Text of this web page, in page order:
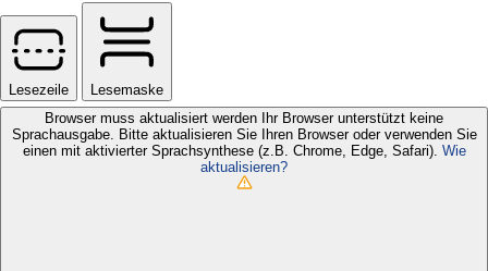
Lesezeile
Lesemaske
Browser muss aktualisiert werden
Ihr Browser unterstützt keine
Sprachausgabe. Bitte aktualisieren Sie Ihren Browser oder verwenden Sie
einen mit aktivierter Sprachsynthese (z.B. Chrome, Edge, Safari). Wie
aktualisieren?